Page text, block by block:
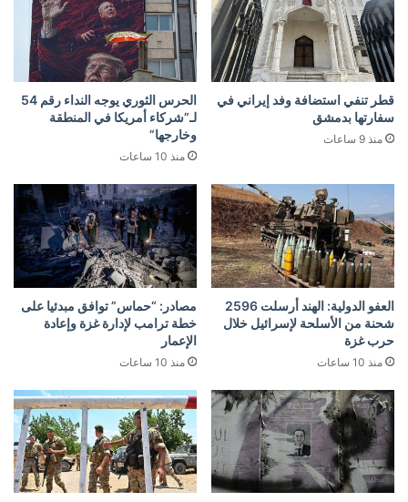
قطر تنفي استضافة وفد إيراني في
سفارتها بدمشق
منذ 9 ساعات
الحرس الثوري يوجه النداء رقم 54
لـ”شركاء أمريكا في المنطقة
وخارجها”
منذ 10 ساعات
العفو الدولية: الهند أرسلت 2596
شحنة من الأسلحة لإسرائيل خلال
حرب غزة
منذ 10 ساعات
مصادر: “حماس” توافق مبدئيا على
خطة ترامب لإدارة غزة وإعادة
الإعمار
منذ 10 ساعات